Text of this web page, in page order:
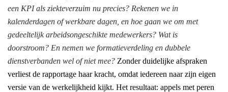
een KPI als ziekteverzuim nu precies? Rekenen we in
kalenderdagen of werkbare dagen, en hoe gaan we om met
gedeeltelijk arbeidsongeschikte medewerkers? Wat is
doorstroom? En nemen we formatieverdeling en dubbele
dienstverbanden wel of niet mee? Zonder duidelijke afspraken
verliest de rapportage haar kracht, omdat iedereen naar zijn eigen
versie van de werkelijkheid kijkt. Het resultaat: appels met peren